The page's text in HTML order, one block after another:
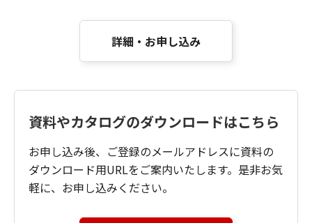
詳細・お申し込み​
資料やカタログのダウンロードはこちら
お申し込み後、ご登録のメールアドレスに資料の
ダウンロード用URLをご案内いたします。是非お気
軽に、お申し込みください。